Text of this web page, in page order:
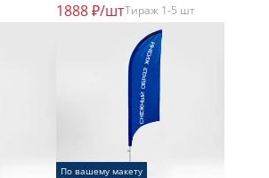
1888 ₽/штТираж 1-5 шт
По вашему макету